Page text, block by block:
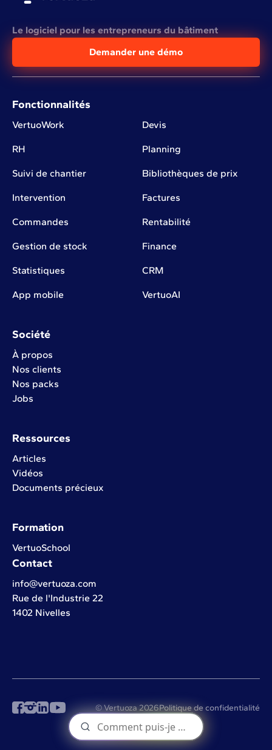
Le logiciel pour les entrepreneurs du bâtiment
Demander une démo
Fonctionnalités
VertuoWork Devis
RH Planning
Suivi de chantier Bibliothèques de prix
Intervention Factures
Commandes Rentabilité
Gestion de stock Finance
Statistiques CRM
App mobile VertuoAI
Société
À propos
Nos clients
Nos packs
Jobs
Ressources
Articles
Vidéos
Documents précieux
Formation
VertuoSchool
Contact
info@vertuoza.com
Rue de l'Industrie 22
1402 Nivelles
© Vertuoza 2026Politique de confidentialité